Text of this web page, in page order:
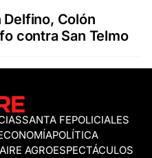
Delfino, Colón
contra San Telmo
SANTA FEPOLICIALES
POLÍTICA
AGROESPECTÁCULOS